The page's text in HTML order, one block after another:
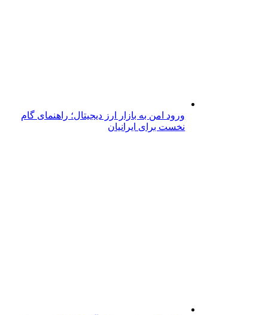
ورود امن به بازار ارز دیجیتال؛ راهنمای گام
نخست برای ایرانیان